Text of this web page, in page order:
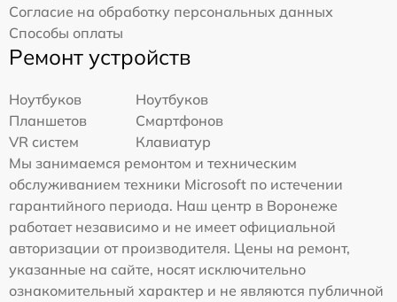
Согласие на обработку персональных данных
Способы оплаты
Ремонт устройств
Ноутбуков
Ноутбуков
Планшетов
Смартфонов
VR систем
Клавиатур
Мы занимаемся ремонтом и техническим
обслуживанием техники Microsoft по истечении
гарантийного периода. Наш центр в Воронеже
работает независимо и не имеет официальной
авторизации от производителя. Цены на ремонт,
указанные на сайте, носят исключительно
ознакомительный характер и не являются публичной